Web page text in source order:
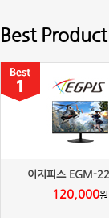
Best Product
이지피스 EGM-
120,000원